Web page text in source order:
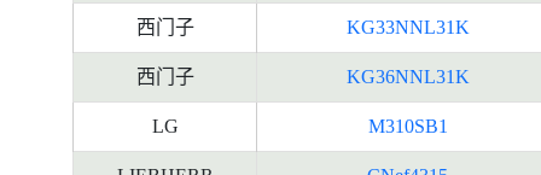
西门子 KG33NNL31K
西门子 KG36NNL31K
LG M310SB1